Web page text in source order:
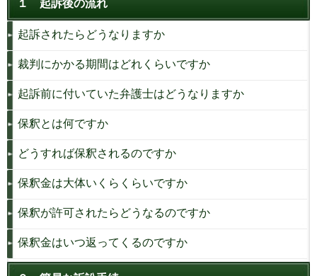
１ 起訴後の流れ
起訴されたらどうなりますか
裁判にかかる期間はどれくらいですか
起訴前に付いていた弁護士はどうなりますか
保釈とは何ですか
どうすれば保釈されるのですか
保釈金は大体いくらくらいですか
保釈が許可されたらどうなるのですか
保釈金はいつ返ってくるのですか